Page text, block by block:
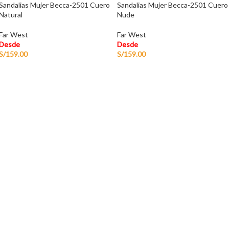
Mujer Becca-2501 Cuero
West
159.00
Sandalias Mujer Becca-2501 Cuero
Nude
Far West
Desde
S/159.00